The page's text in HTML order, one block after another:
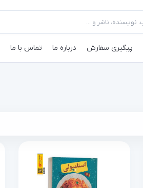
پیگیری سفارش درباره ما تماس با ما